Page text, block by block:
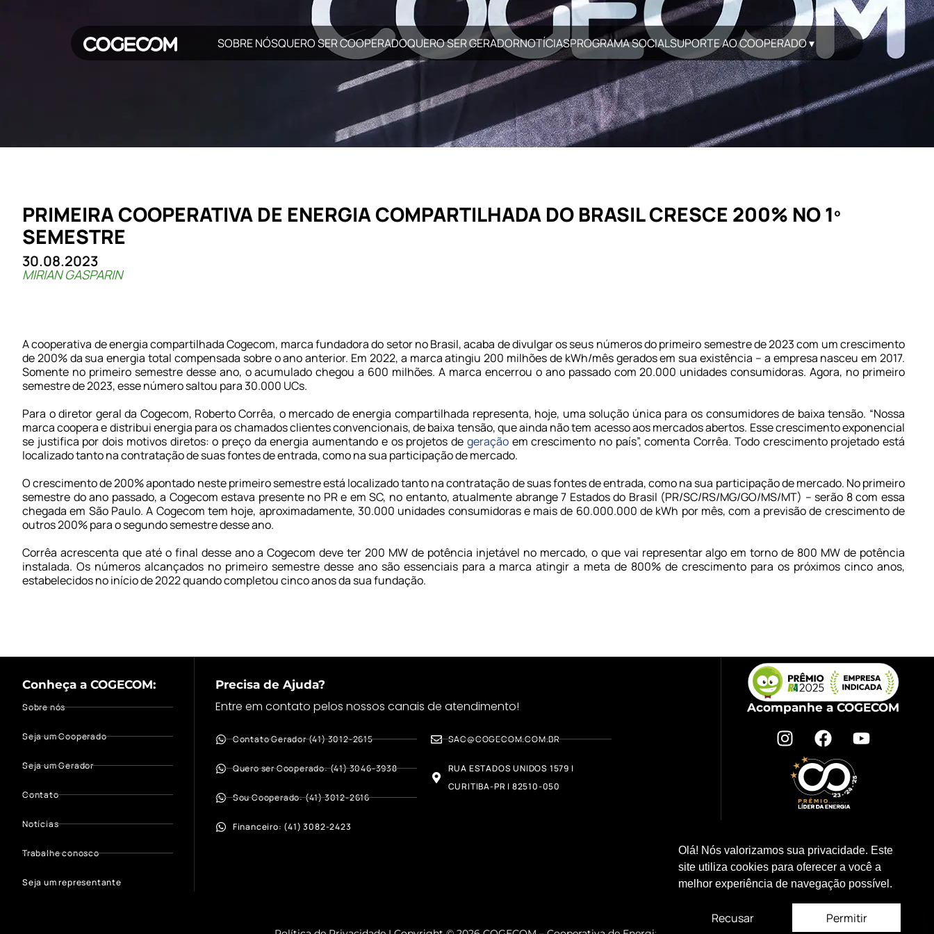
SOBRE NÓSQUERO SER COOPERADOQUERO SER GERADORNOTÍCIASPROGRAMA SOCIALSUPORTE AO COOPERADO ▾
PRIMEIRA COOPERATIVA DE ENERGIA COMPARTILHADA DO BRASIL CRESCE 200% NO 1º
SEMESTRE
30.08.2023
MIRIAN GASPARIN
A cooperativa de energia compartilhada Cogecom, marca fundadora do setor no Brasil, acaba de divulgar os seus números do primeiro semestre de 2023 com um crescimento
de 200% da sua energia total compensada sobre o ano anterior. Em 2022, a marca atingiu 200 milhões de kWh/mês gerados em sua existência – a empresa nasceu em 2017.
Somente no primeiro semestre desse ano, o acumulado chegou a 600 milhões. A marca encerrou o ano passado com 20.000 unidades consumidoras. Agora, no primeiro
semestre de 2023, esse número saltou para 30.000 UCs.
Para o diretor geral da Cogecom, Roberto Corrêa, o mercado de energia compartilhada representa, hoje, uma solução única para os consumidores de baixa tensão. “Nossa
marca coopera e distribui energia para os chamados clientes convencionais, de baixa tensão, que ainda não tem acesso aos mercados abertos. Esse crescimento exponencial
se justifica por dois motivos diretos: o preço da energia aumentando e os projetos de geraçãoem crescimento no país”, comenta Corrêa. Todo crescimento projetado está
localizado tanto na contratação de suas fontes de entrada, como na sua participação de mercado.
O crescimento de 200% apontado neste primeiro semestre está localizado tanto na contratação de suas fontes de entrada, como na sua participação de mercado. No primeiro
semestre do ano passado, a Cogecom estava presente no PR e em SC, no entanto, atualmente abrange 7 Estados do Brasil (PR/SC/RS/MG/GO/MS/MT) – serão 8 com essa
chegada em São Paulo. A Cogecom tem hoje, aproximadamente, 30.000 unidades consumidoras e mais de 60.000.000 de kWh por mês, com a previsão de crescimento de
outros 200% para o segundo semestre desse ano.
Corrêa acrescenta que até o final desse ano a Cogecom deve ter 200 MW de potência injetável no mercado, o que vai representar algo em torno de 800 MW de potência
instalada. Os números alcançados no primeiro semestre desse ano são essenciais para a marca atingir a meta de 800% de crescimento para os próximos cinco anos,
estabelecidos no início de 2022 quando completou cinco anos da sua fundação.
Conheça a COGECOM:
Sobre nós
Seja um Cooperado
Seja um Gerador
Contato
Notícias
Trabalhe conosco
Seja um representante
Precisa de Ajuda?
Entre em contato pelos nossos canais de atendimento!
Contato Gerador (41) 3012-2615
Quero ser Cooperado: (41) 3046-3938
Sou Cooperado: (41) 3012-2616
Financeiro: (41) 3082-2423
SAC@COGECOM.COM.BR
RUA ESTADOS UNIDOS 1579 |
CURITIBA-PR | 82510-050
Acompanhe a COGECOM
Olá! Nós valorizamos sua privacidade. Este
site utiliza cookies para oferecer a você a
melhor experiência de navegação possível.
Recusar Permitir